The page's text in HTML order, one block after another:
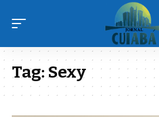
Tag:Sexy